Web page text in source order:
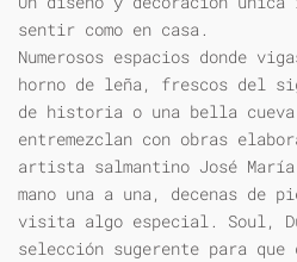
sentir como en casa.
Numerosos espacios donde
horno de leña, frescos del
de historia o una bella cueva
entremezclan con obras
artista salmantino José
mano una a una, decenas de
visita algo especial. Soul,
selección sugerente para